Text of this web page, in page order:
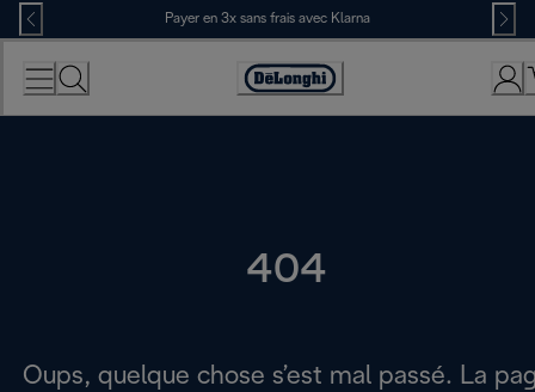
Skip
to
Content
Payer en 3x sans frais avec Klarna
Déclaration
d'accessibilité
404
Oups, quelque chose s’est mal passé. La